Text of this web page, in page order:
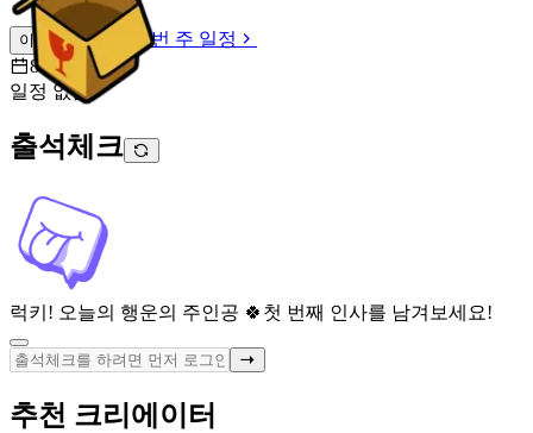
이번 주 일정
이번 주 일정
8월 8일 [토]
일정 없음
출석체크
럭키! 오늘의 행운의 주인공 🍀 첫 번째 인사를 남겨보세요!
추천 크리에이터